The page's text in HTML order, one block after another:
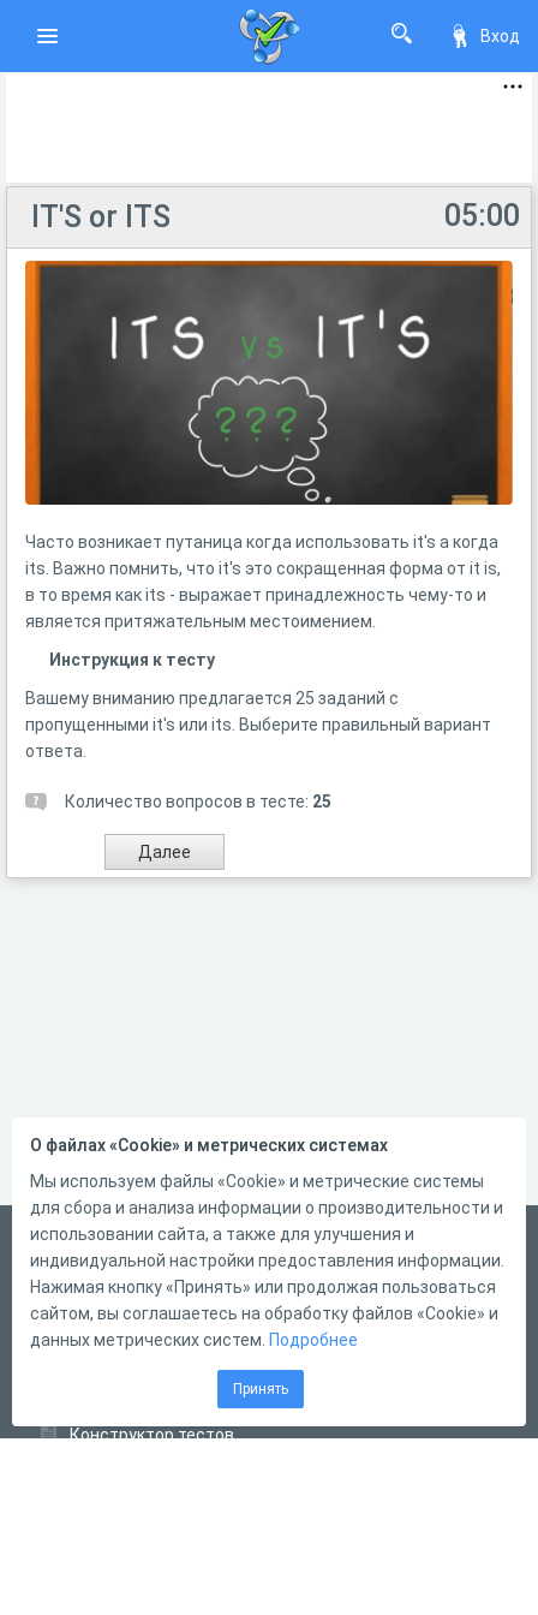
Вход
05:00
IT'S or ITS
Часто возникает путаница когда использовать it's а когда
its. Важно помнить, что it's это сокращенная форма от it is,
в то время как its - выражает принадлежность чему-то и
является притяжательным местоимением.
Инструкция к тесту
Вашему вниманию предлагается 25 заданий с
пропущенными it's или its. Выберите правильный вариант
ответа.
Количество вопросов в тесте: 25
Русский
Справка
Форма обратной связи
Конструктор тестов
О файлах «Cookie» и метрических системах
Мы используем файлы «Cookie» и метрические системы
для сбора и анализа информации о производительности и
использовании сайта, а также для улучшения и
индивидуальной настройки предоставления информации.
Нажимая кнопку «Принять» или продолжая пользоваться
сайтом, вы соглашаетесь на обработку файлов «Cookie» и
данных метрических систем. Подробнее
Принять